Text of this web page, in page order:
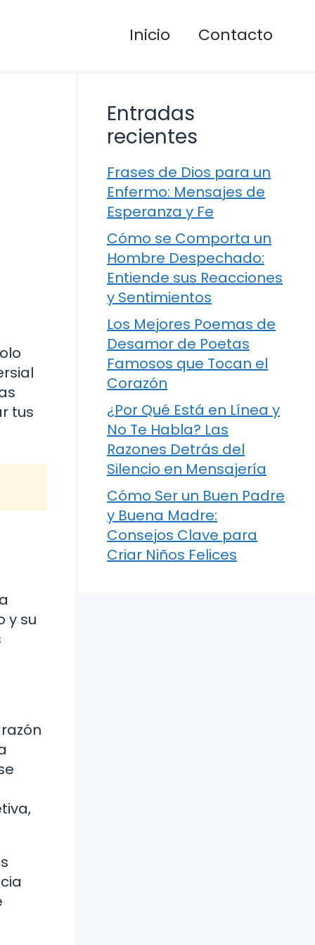
Inicio Contacto
tus
y su
Entradas
recientes
Frases de Dios para un
Enfermo: Mensajes de
Esperanza y Fe
Cómo se Comporta un
Hombre Despechado:
Entiende sus Reacciones
y Sentimientos
Los Mejores Poemas de
Desamor de Poetas
Famosos que Tocan el
Corazón
¿Por Qué Está en Línea y
No Te Habla? Las
Razones Detrás del
Silencio en Mensajería
Cómo Ser un Buen Padre
y Buena Madre:
Consejos Clave para
Criar Niños Felices